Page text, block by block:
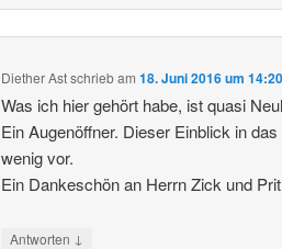
Diether Astschriebam18. Juni 2016 um
Was ich hier gehört habe, ist quasi
Ein Augenöffner. Dieser Einblick in
wenig vor.
Ein Dankeschön an Herrn Zick und
Antworten ↓